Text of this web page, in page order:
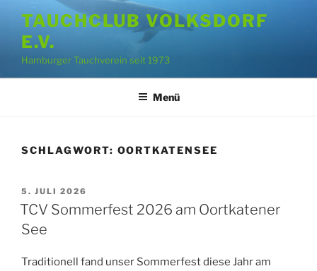
Inhalt
springen
TAUCHCLUB VOLKSDORF
E.V.
Hamburger Tauchverein seit 1973
Menü
SCHLAGWORT: OORTKATENSEE
VERÖFFENTLICHT
AM
5. JULI 2026
TCV Sommerfest 2026 am Oortkatener
See
Traditionell fand unser Sommerfest diese Jahr am